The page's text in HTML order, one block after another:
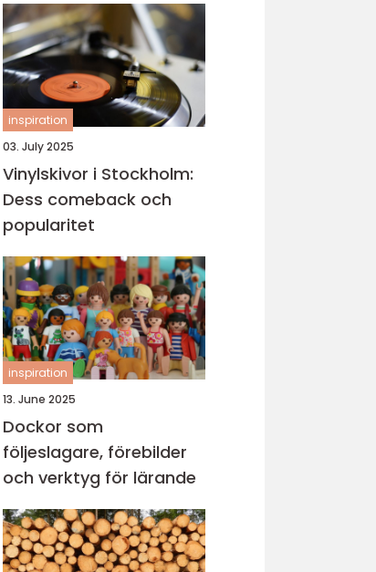
inspiration
03. July 2025
Vinylskivor i Stockholm:
Dess comeback och
popularitet
inspiration
13. June 2025
Dockor som
följeslagare, förebilder
och verktyg för lärande